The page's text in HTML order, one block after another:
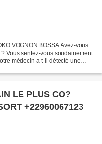
VOGNON BOSSA Avez-vous
Vous sentez-vous soudainement
médecin a-t-il détecté une
LE PLUS CO?
+22960067123